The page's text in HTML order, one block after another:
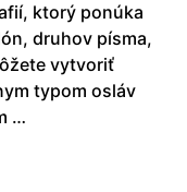
ktorý ponúka
druhov písma,
vytvoriť
typom osláv
…